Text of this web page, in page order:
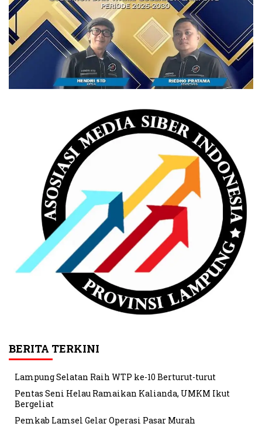
BERITA TERKINI
Lampung Selatan Raih WTP ke-10 Berturut-turut
Pentas Seni Helau Ramaikan Kalianda, UMKM Ikut
Bergeliat
Pemkab Lamsel Gelar Operasi Pasar Murah